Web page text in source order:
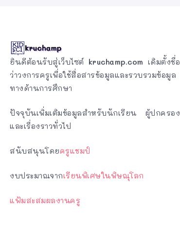
ยินดีต้อนรับสู่เว็บไซต์ kruchamp.com เดิมตั้งชื่อ
ว่าวงการครูเพื่อใช้สื่อสารข้อมูลและรวบรวมข้อมูล
ทางด้านการศึกษา
ปัจจุบันเพิ่มเติมข้อมูลสำหรับนักเรียน ผู้ปกครอง
และเรื่องราวทั่วไป
สนับสนุนโดยครูแชมป์
งบประมาณจากเรียนพิเศษในพิษณุโลก
แฟ้มสะสมผลงานครู